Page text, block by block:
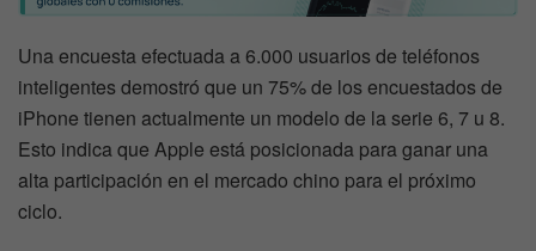
Una encuesta efectuada a 6.000 usuarios de teléfonos
inteligentes demostró que un 75% de los encuestados de
iPhone tienen actualmente un modelo de la serie 6, 7 u 8.
Esto indica que Apple está posicionada para ganar una
alta participación en el mercado chino para el próximo
ciclo.